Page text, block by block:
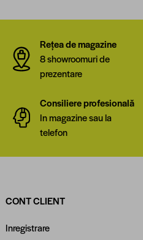
Rețea de magazine
8 showroomuri de
prezentare
Consiliere profesională
In magazine sau la
telefon
CONT CLIENT
Inregistrare